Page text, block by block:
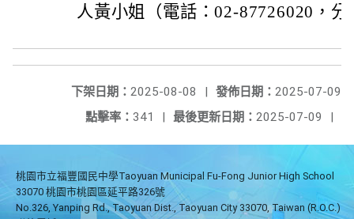
人黃小姐（電話：02-87726020，分
發佈日期： 2025-07-09
下架日期： 2025-08-08
|
最後更新日期： 2025-07-09 |
點擊率： 341 |
桃園市立福豐國民中學Taoyuan Municipal Fu-Fong Junior High School
33070 桃園市桃園區延平路326號
No.326, Yanping Rd., Taoyuan Dist., Taoyuan City 33070, Taiwan (R.O.C.)